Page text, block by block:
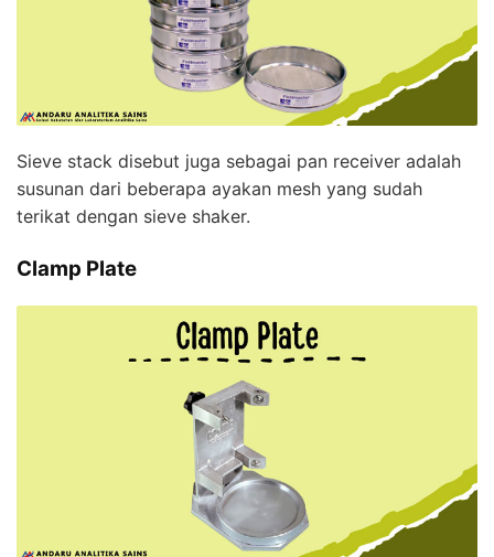
Sieve stack disebut juga sebagai pan receiver adalah
susunan dari beberapa ayakan mesh yang sudah
terikat dengan sieve shaker.
Clamp Plate